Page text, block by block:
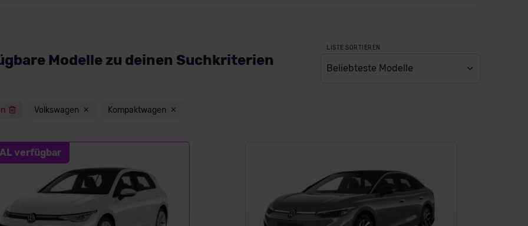
Modelle zu deinen Suchkriterien
LISTE SORTIEREN
Beliebteste Modelle
Volkswagen Kompaktwagen
verfügbar